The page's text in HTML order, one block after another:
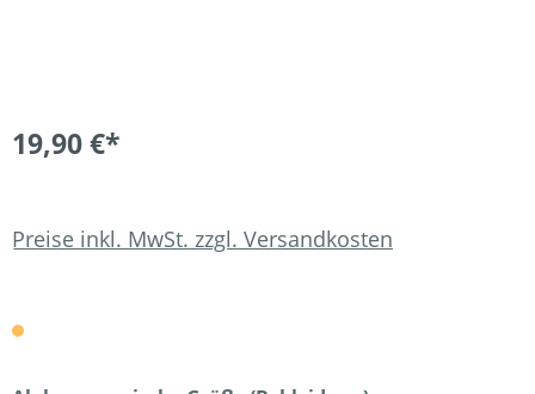
19,90 €*
Preise inkl. MwSt. zzgl. Versandkosten